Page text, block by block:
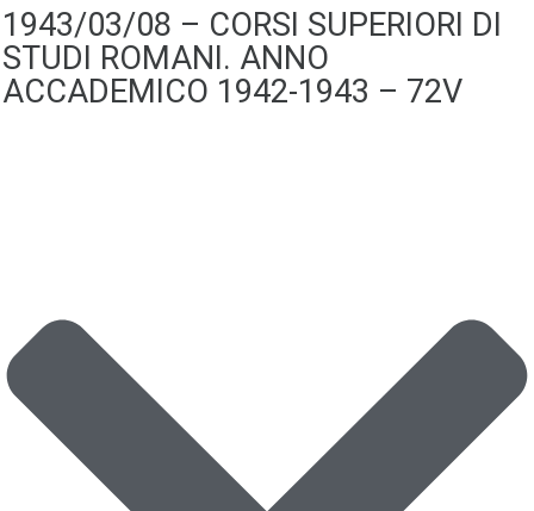
1943/03/08 – CORSI SUPERIORI DI
STUDI ROMANI. ANNO
ACCADEMICO 1942-1943 – 72V